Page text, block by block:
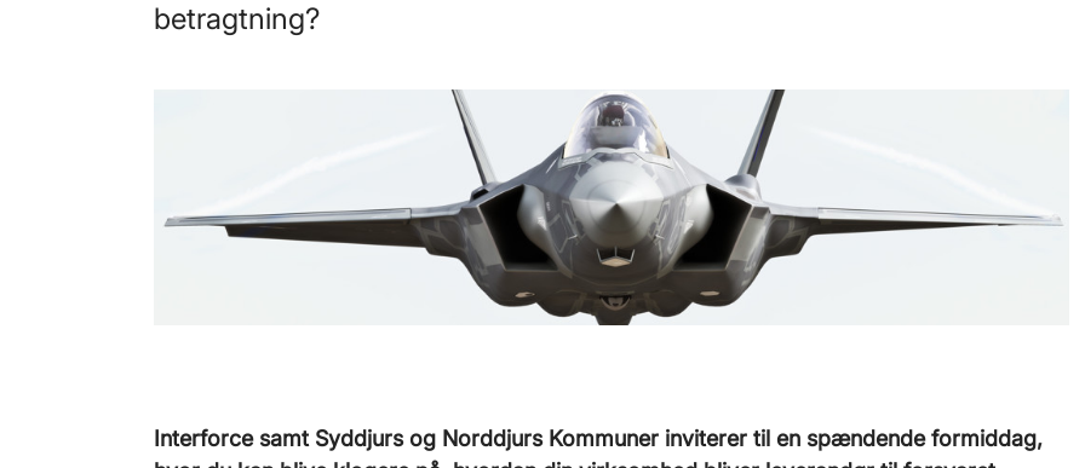
betragtning?
Interforce samt Syddjurs og Norddjurs Kommuner inviterer til en spændende formiddag,